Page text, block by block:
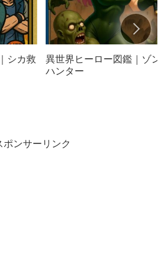
シカ救
異世界ヒーロー図鑑｜ゾン
ハンター
ポンサーリンク